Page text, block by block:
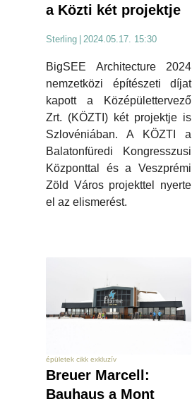
a Közti két projektje
Sterling 2024.05.17. 15:30
BigSEE Architecture 2024
nemzetközi építészeti díjat
kapott a Középülettervező
Zrt. (KÖZTI) két projektje is
Szlovéniában. A KÖZTI a
Balatonfüredi Kongresszusi
Központtal és a Veszprémi
Zöld Város projekttel nyerte
el az elismerést.
épületek cikk exkluzív
Breuer Marcell:
Bauhaus a Mont